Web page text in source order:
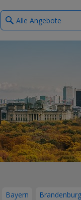
Travelzoo
What
type
Bayern